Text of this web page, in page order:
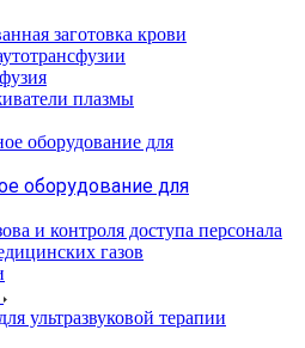
заготовка крови
плазмы
оборудование для
и контроля доступа персонала
газов
ультразвуковой терапии